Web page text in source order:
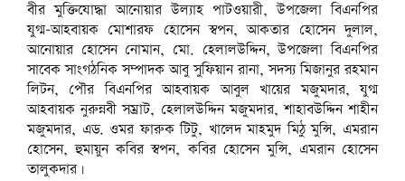
বীর মুক্তিযোদ্ধা আনোয়ার উল্যাহ পাটওয়ারী, উপজেলা বিএনপির
যুগ্ম-আহবায়ক মোশারফ হোসেন স্বপন, আকতার হোসেন দুলাল,
আনোয়ার হোসেন নোমান, মো. হেলালউদ্দিন, উপজেলা বিএনপির
সাবেক সাংগঠনিক সম্পাদক আবু সুফিয়ান রানা, সদস্য মিজানুর রহমান
লিটন, পৌর বিএনপির আহবায়ক আবুল খায়ের মজুমদার, যুগ্ম
আহবায়ক নুরুন্নবী সম্রাট, হেলালউদ্দিন মজুমদার, শাহাবউদ্দিন শাহীন
মজুমদার, এড. ওমর ফারুক টিটু, খালেদ মাহমুদ মিঠু মুন্সি, এমরান
হোসেন, হুমায়ুন কবির স্বপন, কবির হোসেন মুন্সি, এমরান হোসেন
তালুকদার।